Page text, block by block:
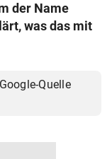
der Name
was das mit
Quelle